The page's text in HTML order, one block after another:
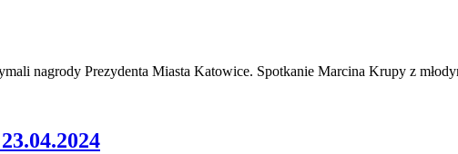
nagrody Prezydenta Miasta Katowice. Spotkanie Marcina Krupy z